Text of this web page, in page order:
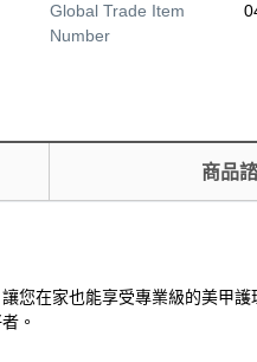
Global Trade Item
Number
商品
在家也能享受專業級的美甲
。